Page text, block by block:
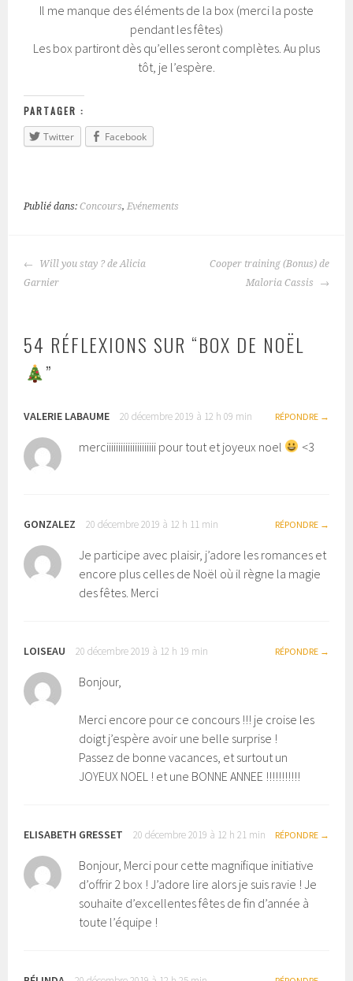
Il me manque des éléments de la box (merci la poste
pendant les fêtes)
Les box partiront dès qu’elles seront complètes. Au plus
tôt, je l’espère.
PARTAGER :
Twitter
Facebook
Publié dans:Concours, Evénements
NAVIGATION
Will you stay ? de Alicia
Garnier
Cooper training (Bonus) de
Maloria Cassis
54 RÉFLEXIONS SUR “BOX DE NOËL
”
VALERIE LABAUME 20 décembre 2019 à 12 h 09 min RÉPONDRE
merciiiiiiiiiiiiiiiiiiiii pour tout et joyeux noel <3
GONZALEZ 20 décembre 2019 à 12 h 11 min RÉPONDRE
Je participe avec plaisir, j’adore les romances et
encore plus celles de Noël où il règne la magie
des fêtes. Merci
LOISEAU 20 décembre 2019 à 12 h 19 min RÉPONDRE
Bonjour,
Merci encore pour ce concours !!! je croise les
doigt j’espère avoir une belle surprise !
Passez de bonne vacances, et surtout un
JOYEUX NOEL ! et une BONNE ANNEE !!!!!!!!!!!
ELISABETH GRESSET 20 décembre 2019 à 12 h 21 min RÉPONDRE
Bonjour, Merci pour cette magnifique initiative
d’offrir 2 box ! J’adore lire alors je suis ravie ! Je
souhaite d’excellentes fêtes de fin d’année à
toute l’équipe !